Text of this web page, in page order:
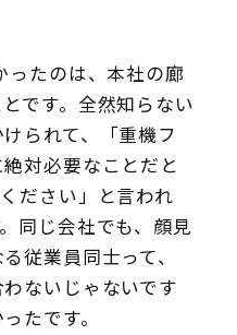
ったのは、本社の廊
です。全然知らない
られて、「重機フ
対必要なことだと
ださい」と言われ
同じ会社でも、顔見
従業員同士って、
ないじゃないです
たです。